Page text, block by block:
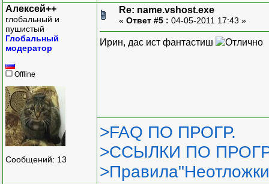
Алексей++
глобальный и
пушистый
Глобальный
модератор
Offline
Сообщений: 13
Re: name.vshost.exe
« Ответ #5 : 04-05-2011 17:43 »
Ирин, дас ист фантастиш
>FAQ ПО ПРОГР.
>ССЫЛКИ ПО